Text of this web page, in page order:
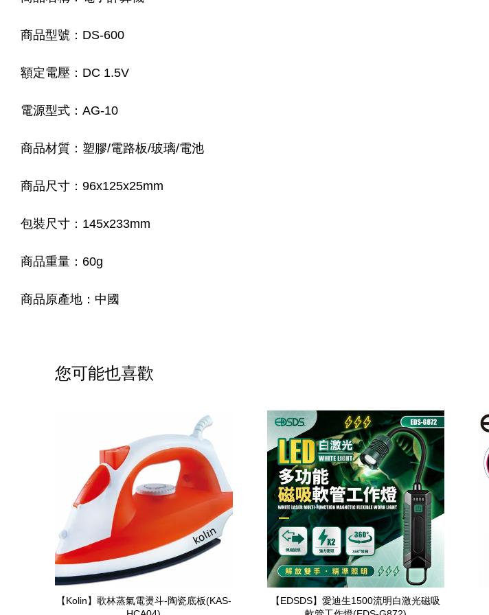
商品型號：DS-600
額定電壓：DC 1.5V
電源型式：AG-10
商品材質：塑膠/電路板/玻璃/電池
商品尺寸：96x125x25mm
包裝尺寸：145x233mm
商品重量：60g
商品原產地：中國
您可能也喜歡
【Kolin】歌林蒸氣電燙斗-陶瓷底板(KAS-
【EDSDS】愛迪生1500流明白激光磁吸